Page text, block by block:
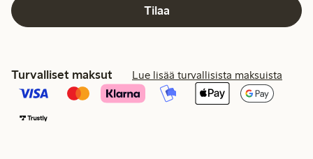
Tilaa
Turvalliset maksut Lue lisää turvallisista maksuista